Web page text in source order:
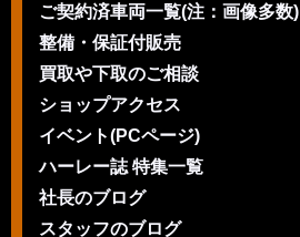
ご契約済車両一覧(注：画像多数)
整備・保証付販売
買取や下取のご相談
ショップアクセス
イベント(PCページ)
ハーレー誌 特集一覧
社長のブログ
スタッフのブログ